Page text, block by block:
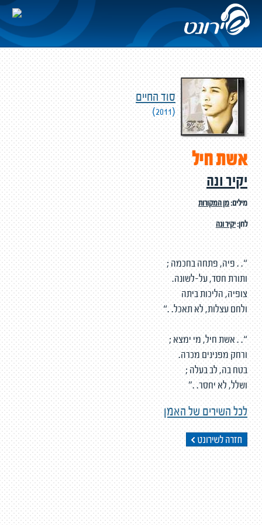
סוד החיים
(2011)
אשת חיל
יקיר ונה
מילים:מן המקורות
לחן:יקיר ונה
“. . פיה, פתחה בחכמה ;
ותורת חסד, על-לשונה.
צופיה, הליכות ביתה
ולחם עצלות, לא תאכל. .“
“. . אשת חיל, מי ימצא ;
ורחק מפנינים מכרה.
בטח בה, לב בעלה ;
ושלל, לא יחסר. .”
לכל השירים של האמן